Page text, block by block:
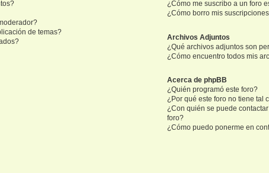
de temas?
¿Cómo me suscribo a un foro
¿Cómo borro mis
Archivos Adjuntos
¿Qué archivos adjuntos son
¿Cómo encuentro todos mis
Acerca de phpBB
¿Quién programó este foro?
¿Por qué este foro no tiene tal
¿Con quién se puede
foro?
¿Cómo puedo ponerme en